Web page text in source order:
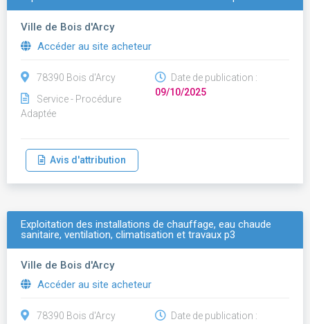
Ville de Bois d'Arcy
Accéder au site acheteur
78390 Bois d'Arcy
Service - Procédure
Adaptée
Date de publication :
09/10/2025
Avis d'attribution
Exploitation des installations de chauffage, eau chaude
sanitaire, ventilation, climatisation et travaux p3
Ville de Bois d'Arcy
Accéder au site acheteur
78390 Bois d'Arcy
Date de publication :